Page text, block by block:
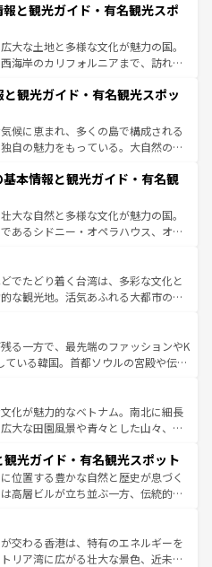
しい。
町や、スイスならではのユニークな
ス観光だけでなく町歩きも満喫する
所得が高いため物価も高いが、旅行
のサービスもあり、うまく活用すれ
テンツ一覧を参照してほしい。
と観光ガイド・有名観光スポ
大な土地と多様な文化が魅力の国。
海岸のカリフォルニアまで、訪れる
観光、ショッピング、エンターテイ
激的なスポットだ。一方、アメリカ
り、グランドキャニオンやイエロー
った絶景が堪能できる。さらに、南
アメリカの各地域で異なる魅力を楽
性と豊かな歴史を感じることができ
ドトリップや列車の旅も、アメリカ
。 なお、新着のアメリカ
を参照してほしい。
観光ガイド・有名観光スポッ
候に恵まれ、多くの島で構成される
自の魅力をもっている。大自然の神
また、定番の観光地といえばオアフ
求めるならマウイ島やカウアイ島が
グリーンに輝く海をはじめ、豊かな
いる。「アロハスピリット」と呼ば
ルフードやハワイアンミュージッ
スなど、すべてがハワイの魅力を彩
に新しい発見と感動が待っているハ
本情報と観光ガイド・有名観
大な自然と多様な文化が魅力の国。
あるシドニー・オペラハウス、オー
部にそびえるウルル（エアーズロッ
しい原生林やケアンズの熱帯雨林な
ん。また、カフェやワイン、オージ
も充実しており、サーフィンやダイ
ど、アウトドア好きにはたまらな
多彩な魅力を存分に味わいつくそ
でたどり着く台湾は、多彩な文化と
な観光地。活気あふれる大都市の台
帯である台湾東部など、都市の喧騒
しており、訪れる人に新しい発見と
る。また、奥深い台湾の食文化も魅
イーツなど、バラエティ豊かな料理
。 なお、新着の台湾情報は コンテンツ一覧を参
る一方で、最先端のファッションやK
ている韓国。首都ソウルの宮殿や伝統
ば四季折々の自然美を楽しむことが
チや焼肉、絶品のストリートフード
料理が待っている。夜には、韓国な
、韓国の多彩な魅力を心ゆくまで味
わってみてほしい。 なお、新着の韓国情報はコンテンツ一
化が魅力的なベトナム。南北に細長
大な田園風景や青々とした山々、世
が息づく。ハノイの古い町並みやホ
統治時代の建物も、独特の雰囲気を
、バラエティの豊かさとおいしさで
ミー、ベトナムコーヒーなどは、ぜ
どの地域を訪れてもあたたかい人々
るので、きっと忘れられない旅にな
光ガイド・有名観光スポット
位置する豊かな自然と歴史が息づく
高層ビルが立ち並ぶ一方、伝統的な
。北部ではチェンマイなどの山岳地
南部ではプーケットやクラビの美し
分を楽しむことができる。タイ料理
交わる香港は、特有のエネルギーを
リア湾に広がる壮大な景色、近未来